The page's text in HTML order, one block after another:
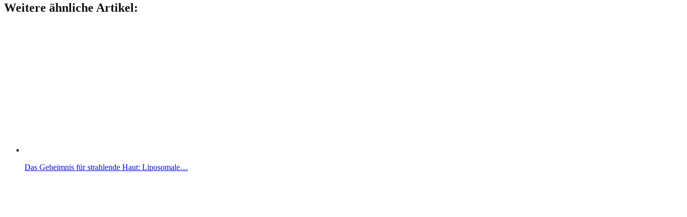
Weitere ähnliche Artikel:
Das Geheimnis für strahlende Haut: Liposomale…